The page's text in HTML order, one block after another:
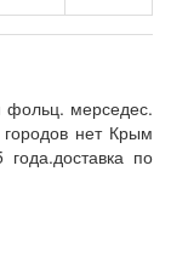
хэтчбек
хэтчбек
хэтчбек
фольц. мерседес.
нет Крым
по